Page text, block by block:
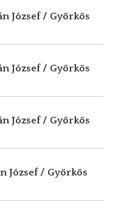
József / Györkös
József / Györkös
József / Györkös
József / Györkös